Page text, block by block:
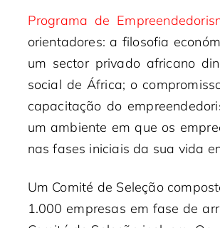
Programa de
orientadores: a filosofia
um sector privado africano
social de África; o
capacitação do
um ambiente em que os
nas fases iniciais da sua vida
Um Comité de Seleção
1.000 empresas em fase de